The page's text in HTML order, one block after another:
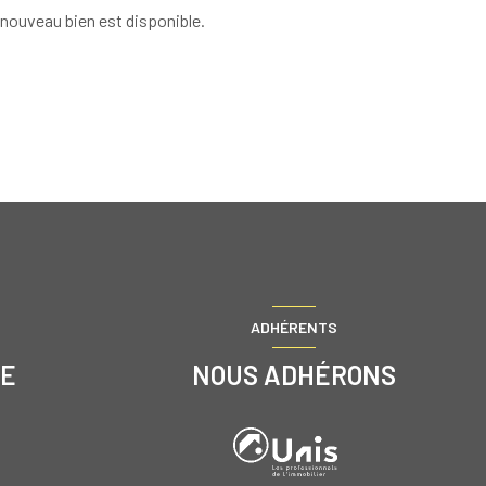
bien est disponible.
ADHÉRENTS
NOUS ADHÉRONS